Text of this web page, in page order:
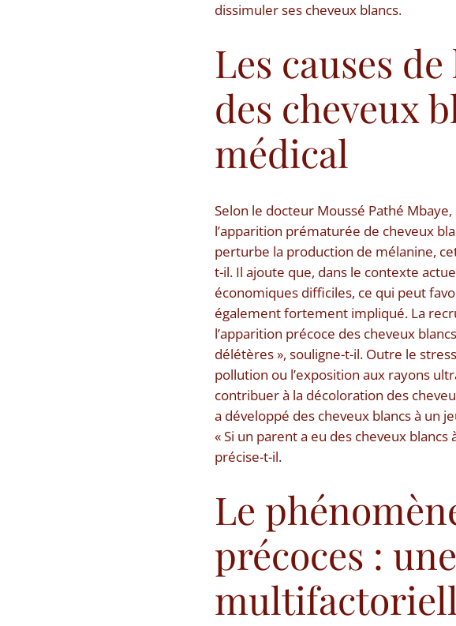
dissimuler ses cheveux blancs.
Les causes
des cheveux
médical
Selon le docteur Moussé Pathé
l’apparition prématurée de cheveux
perturbe la production de mélanine,
t-il. Il ajoute que, dans le contexte
économiques difficiles, ce qui peut
également fortement impliqué. La
l’apparition précoce des cheveux
délétères », souligne-t-il. Outre le
pollution ou l’exposition aux rayons
contribuer à la décoloration des
a développé des cheveux blancs à un
« Si un parent a eu des cheveux
précise-t-il.
Le
précoces :